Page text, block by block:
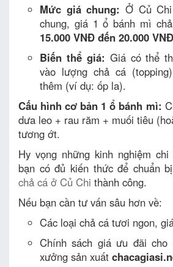
Mức giá chung: Ở Củ
chung, giá 1 ổ bánh mì
15.000 VNĐ đến 20.000 VNĐ
Biến thể giá: Giá có thể
vào lượng chả cá
thêm (ví dụ: ốp la).
Cấu hình cơ bản 1 ổ bánh mì:
dưa leo + rau răm + muối tiêu
tương ớt.
Hy vọng những kinh nghiệm
bạn có đủ kiến thức để chuẩn
chả cá ở Củ Chi thành công.
Nếu bạn cần tư vấn sâu hơn về:
Các loại chả cá tươi ngon,
Chính sách giá ưu đãi
xưởng sản xuất